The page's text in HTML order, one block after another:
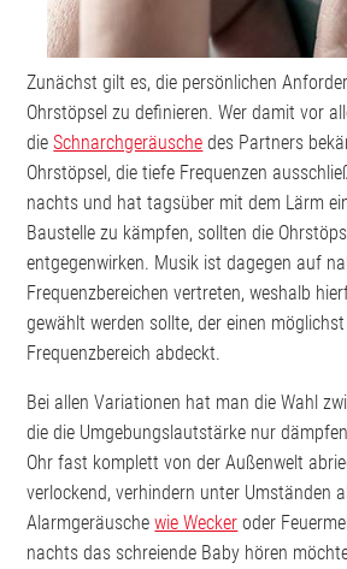
Zunächst gilt es, die persönlichen
Ohrstöpsel zu definieren. Wer damit vor
dieSchnarchgeräusche des Partners
Ohrstöpsel, die tiefe Frequenzen
nachts und hat tagsüber mit dem Lärm
Baustelle zu kämpfen, sollten die
entgegenwirken. Musik ist dagegen auf
Frequenzbereichen vertreten, weshalb
gewählt werden sollte, der einen
Frequenzbereich abdeckt.
Bei allen Variationen hat man die Wahl
die die Umgebungslautstärke nur
Ohr fast komplett von der Außenwelt
verlockend, verhindern unter Umständen
Alarmgeräuschewie Wecker oder
nachts das schreiende Baby hören